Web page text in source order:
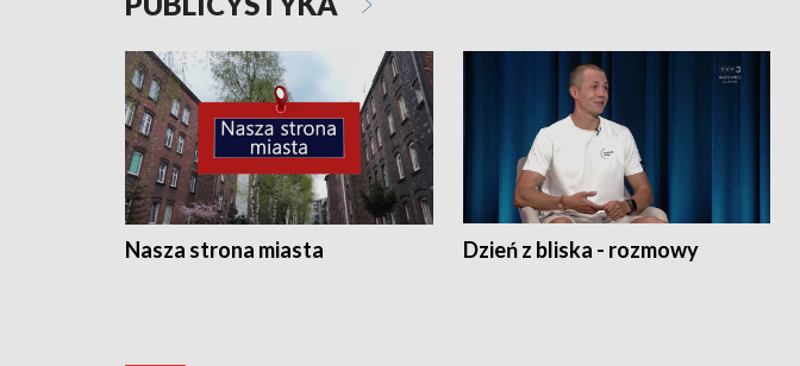
Nasza strona miasta Dzień z bliska - rozmowy